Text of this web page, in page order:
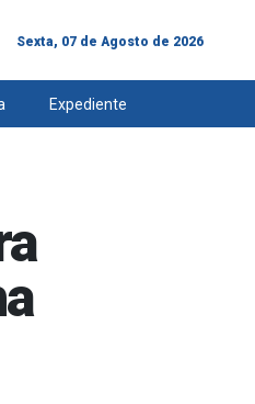
Sexta, 07 de Agosto de 2026
Expediente